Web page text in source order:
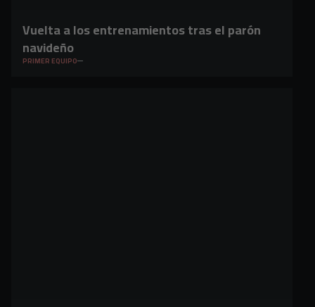
Vuelta a los entrenamientos tras el parón
navideño
PRIMER EQUIPO